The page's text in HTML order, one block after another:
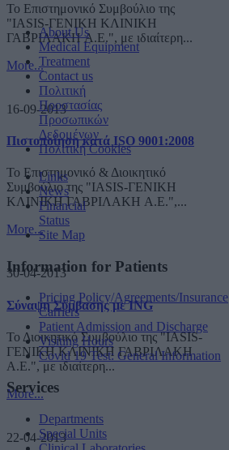
Το Επιστημονικό Συμβούλιο της
"IASIS-ΓΕΝΙΚΗ ΚΛΙΝΙΚΗ
ΓΑΒΡΙΛΑΚΗ A.E.", με ιδιαίτερη...
More...
16-09-2013
Πιστοποίηση κατά ISO 9001:2008
Το Επιστημονικό & Διοικητικό
Συμβούλιο της "IASIS-ΓΕΝΙΚΗ
ΚΛΙΝΙΚΗ ΓΑΒΡΙΛΑΚΗ A.E.",...
More...
30-04-2013
Σύναψη Σύμβασης με ING
Το Διοικητικό Συμβούλιο της "IASIS-
ΓΕΝΙΚΗ ΚΛΙΝΙΚΗ ΓΑΒΡΙΛΑΚΗ
A.E.", με ιδιαίτερη...
More...
22-04-2013
About Us
Medical Equipment
Treatment
Contact us
Πολιτική
Προστασίας
Προσωπικών
Δεδομένων
Πολιτική Cookies
Links
News
Financial
Status
Site Map
Information for Patients
Pricing Policy/Agreements/Insurance
Carriers
Patient Admission and Discharge
Visiting Hours
Covid 19 Test: General Information
Services
Departments
Special Units